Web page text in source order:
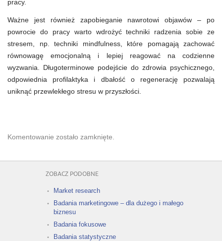
pracy.
Ważne jest również zapobieganie nawrotowi objawów – po
powrocie do pracy warto wdrożyć techniki radzenia sobie ze
stresem, np. techniki mindfulness, które pomagają zachować
równowagę emocjonalną i lepiej reagować na codzienne
wyzwania. Długoterminowe podejście do zdrowia psychicznego,
odpowiednia profilaktyka i dbałość o regenerację pozwalają
uniknąć przewlekłego stresu w przyszłości.
Komentowanie zostało zamknięte.
ZOBACZ PODOBNE
Market research
Badania marketingowe – dla dużego i małego
biznesu
Badania fokusowe
Badania statystyczne